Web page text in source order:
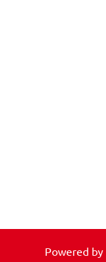
Powered by